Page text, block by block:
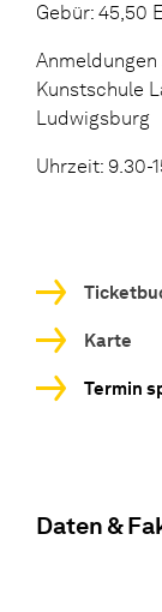
Gebür: 45,50
Kunstschule
Ludwigsburg
Uhrzeit: 9.30-
Karte
Termin
Daten &